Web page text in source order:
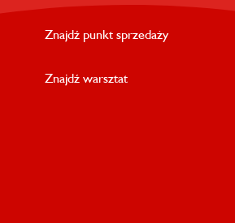
Znajdź punkt sprzedaży
Znajdź warsztat